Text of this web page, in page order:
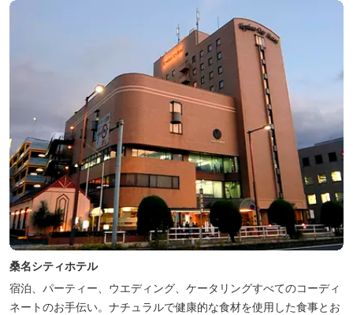
桑名シティホテル
宿泊、パーティー、ウエディング、ケータリングすべてのコーディ
ネートのお手伝い。ナチュラルで健康的な食材を使用した食事とお